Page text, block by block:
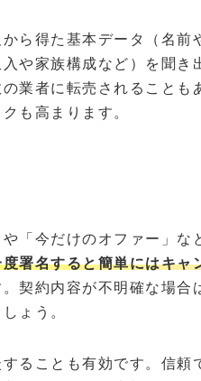
ら得た基本データ（名前
や家族構成など）を聞き
業者に転売されることも
も高まります。
や「今だけのオファー」
署名すると簡単にはキャ
契約内容が不明確な場合
しょう。
ることも有効です。信頼